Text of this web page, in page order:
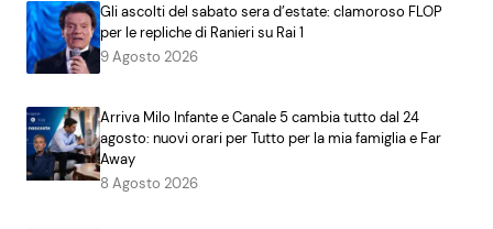
Gli ascolti del sabato sera d’estate: clamoroso FLOP
per le repliche di Ranieri su Rai 1
9 Agosto 2026
Arriva Milo Infante e Canale 5 cambia tutto dal 24
agosto: nuovi orari per Tutto per la mia famiglia e Far
Away
8 Agosto 2026